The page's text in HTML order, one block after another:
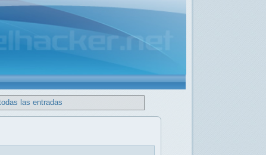
las entradas